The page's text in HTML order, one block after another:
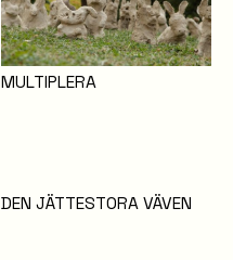
MULTIPLERA
DEN JÄTTESTORA VÄVEN